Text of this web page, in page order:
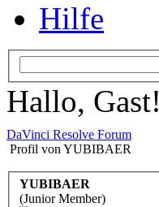
Hilfe
Hallo, Gast!
DaVinci Resolve Forum
Profil von YUBIBAER
YUBIBAER
(Junior Member)